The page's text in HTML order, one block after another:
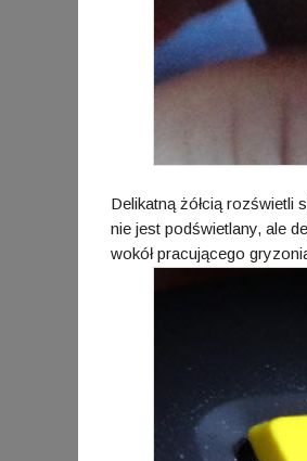
Delikatną żółcią rozświetli
nie jest podświetlany, ale
wokół pracującego